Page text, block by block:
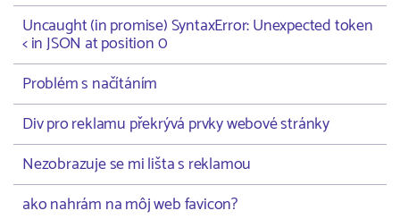
Uncaught (in promise) SyntaxError: Unexpected token
< in JSON at position 0
Problém s načítáním
Div pro reklamu překrývá prvky webové stránky
Nezobrazuje se mi lišta s reklamou
ako nahrám na môj web favicon?